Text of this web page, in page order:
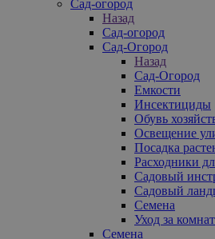
Сад-огород
Назад
Сад-огород
Сад-Огород
Назад
Сад-Огород
Емкости
Инсектициды
Обувь
Освещение
Посадка
Расходники
Садовый
Садовый
Семена
Уход за
Семена